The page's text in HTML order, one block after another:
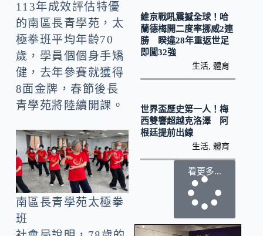
113年成效評估特優
的南區長青學苑，太
極拳班平均年齡70
歲，學員個個身手矯
健，去年參賽就獲得
8面金牌，春節後長
青學苑將陸續開課。
南區長青學苑太極拳
班
維京戰吼震撼全球！哈
蘭德梅開二度率挪威2連
勝 睽違28年重返世足
即闖32強
生活 ,體育
世界盃歷史第一人！梅
西雙響超越克洛澤 阿
根廷提前出線
生活 ,體育
看更多...